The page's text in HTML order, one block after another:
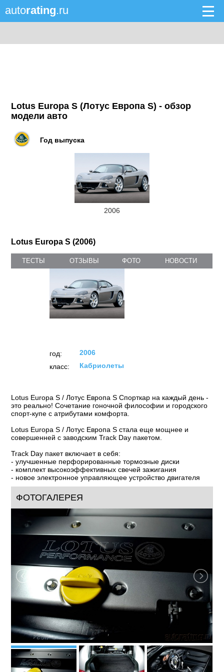
autorating.ru
Lotus Europa S (Лотус Европа S) - обзор
модели авто
Год выпуска
2006
Lotus Europa S (2006)
ТЕСТЫ ОТЗЫВЫ ФОТО НОВОСТИ
год:
2006
класс:
Кабриолеты
Lotus Europa S / Лотус Европа S Спорткар на каждый день -
это реально! Сочетание гоночной философии и городского
спорт-купе с атрибутами комфорта.
Lotus Europa S / Лотус Европа S стала еще мощнее и
совершенней с заводским Track Day пакетом.
Track Day пакет включает в себя:
- улучшенные перфорированные тормозные диски
- комплект высокоэффективных свечей зажигания
- новое электронное управляющее устройство двигателя
ФОТОГАЛЕРЕЯ